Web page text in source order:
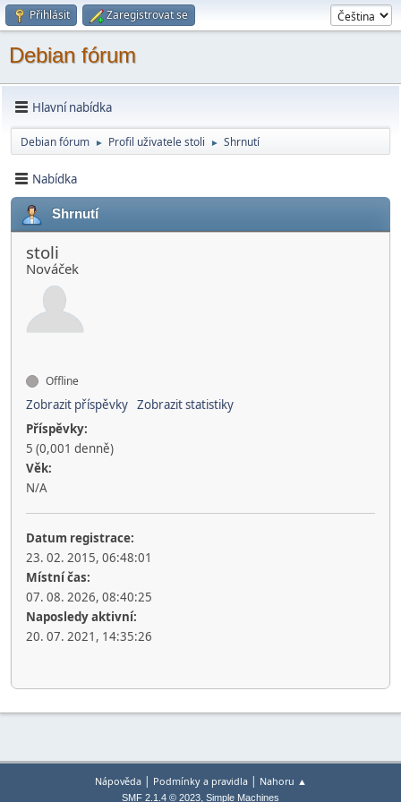
Přihlásit Zaregistrovat se
Debian fórum
Hlavní nabídka
Debian fórum ► Profil uživatele stoli ► Shrnutí
Nabídka
Shrnutí
stoli
Nováček
Offline
Zobrazit příspěvky Zobrazit statistiky
Příspěvky:
5 (0,001 denně)
Věk:
N/A
Datum registrace:
23. 02. 2015, 06:48:01
Místní čas:
07. 08. 2026, 08:40:25
Naposledy aktivní:
20. 07. 2021, 14:35:26
Nápověda| Podmínky a pravidla| Nahoru ▲
SMF 2.1.4 © 2023, Simple Machines